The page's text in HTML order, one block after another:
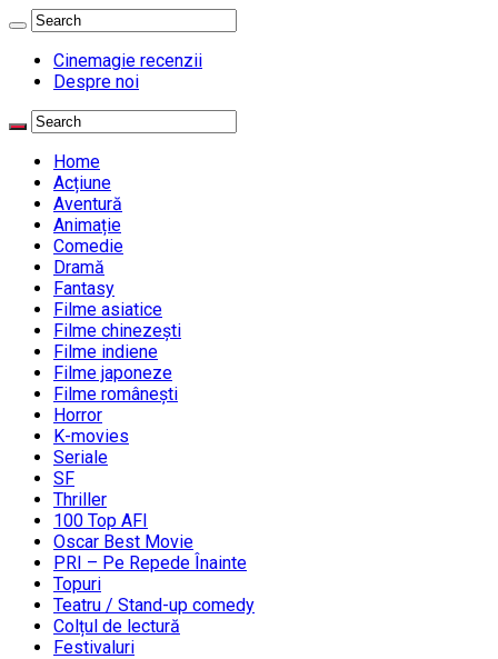
Cinemagie recenzii
Despre noi
Home
Acțiune
Aventură
Animație
Comedie
Dramă
Fantasy
Filme asiatice
Filme chinezești
Filme indiene
Filme japoneze
Filme românești
Horror
K-movies
Seriale
SF
Thriller
100 Top AFI
Oscar Best Movie
PRI – Pe Repede Înainte
Topuri
Teatru / Stand-up comedy
Colțul de lectură
Festivaluri